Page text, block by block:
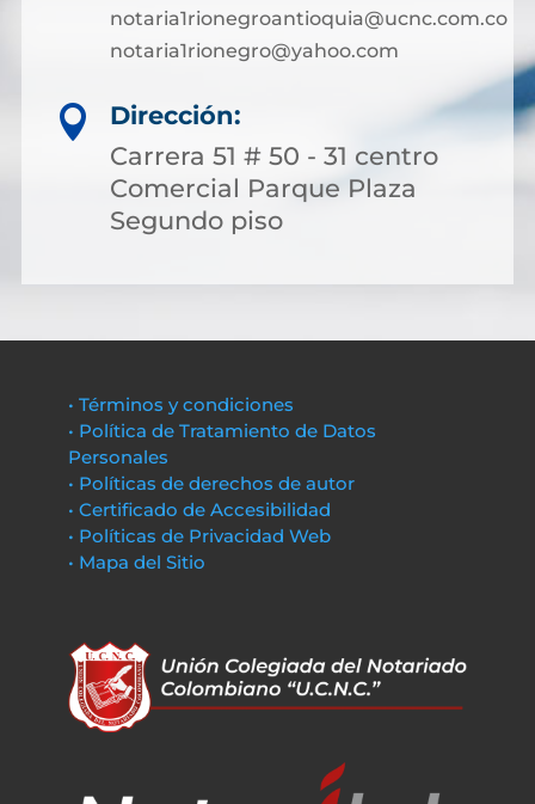
notaria1rionegroantioquia@ucnc.com.co
notaria1rionegro@yahoo.com

Dirección:
Carrera 51 # 50 - 31 centro
Comercial Parque Plaza
Segundo piso
• Términos y condiciones
• Política de Tratamiento de Datos
Personales
• Políticas de derechos de autor
• Certificado de Accesibilidad
• Políticas de Privacidad Web
• Mapa del Sitio